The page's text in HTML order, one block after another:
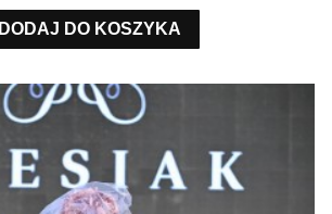
DODAJ DO KOSZYKA